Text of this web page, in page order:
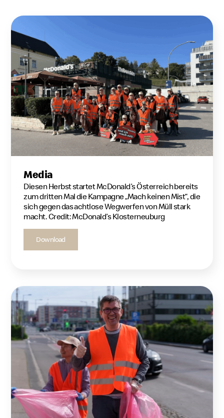
Media
Diesen Herbst startet McDonald’s Österreich bereits
zum dritten Mal die Kampagne „Mach keinen Mist“, die
sich gegen das achtlose Wegwerfen von Müll stark
macht. Credit: McDonald’s Klosterneuburg
Download